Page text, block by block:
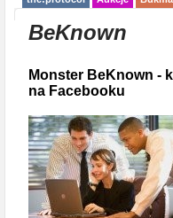
BeKnown
Monster BeKnown -
na Facebooku